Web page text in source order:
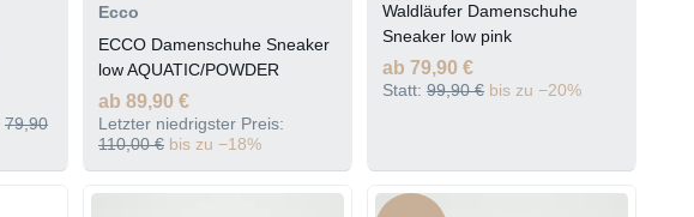
79,90
Ecco
ECCO Damenschuhe Sneaker
low AQUATIC/POWDER
ab 89,90 €
Letzter niedrigster Preis:
110,00 € bis zu −18%
Waldläufer Damenschuhe
Sneaker low pink
ab 79,90 €
Statt: 99,90 € bis zu −20%